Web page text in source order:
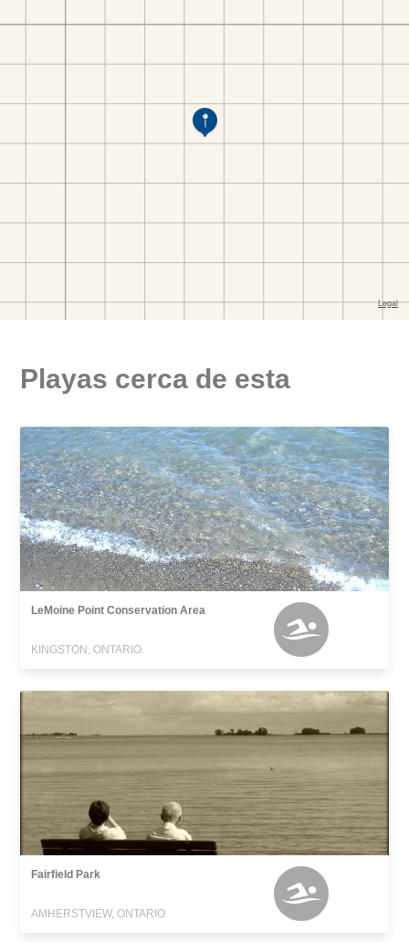
Playas cerca de esta
LeMoine Point Conservation Area
KINGSTON, ONTARIO
Fairfield Park
AMHERSTVIEW, ONTARIO